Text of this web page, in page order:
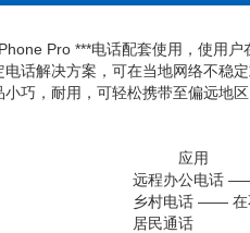
Pro ***电话配套使用，使用
电话解决方案，可在当地网络不稳
巧，耐用，可轻松携带至偏远地区
应用
远程办公电话
乡村电话 —— 在
居民通话